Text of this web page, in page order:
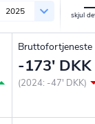
2025
Bruttofortjeneste
-173' DKK
(2024: -47' DKK)